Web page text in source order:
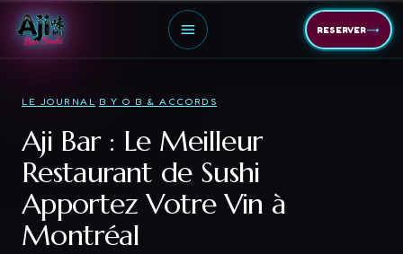
RESERVER→
LE JOURNAL· B Y O B & ACCORDS
Aji Bar : Le Meilleur
Restaurant de Sushi
Apportez Votre Vin à
Montréal